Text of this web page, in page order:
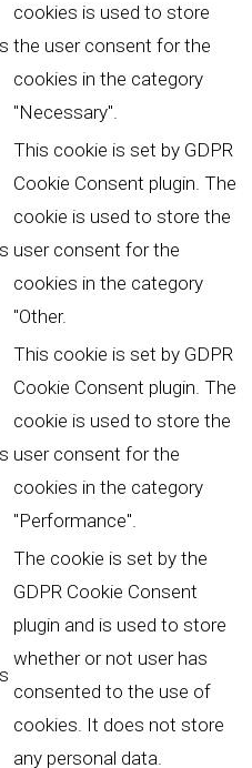
cookies is used to store
the user consent for the
cookies in the category
"Necessary".
This cookie is set by GDPR
Cookie Consent plugin. The
cookie is used to store the
user consent for the
cookies in the category
"Other.
This cookie is set by GDPR
Cookie Consent plugin. The
cookie is used to store the
user consent for the
cookies in the category
"Performance".
The cookie is set by the
GDPR Cookie Consent
plugin and is used to store
whether or not user has
consented to the use of
cookies. It does not store
any personal data.